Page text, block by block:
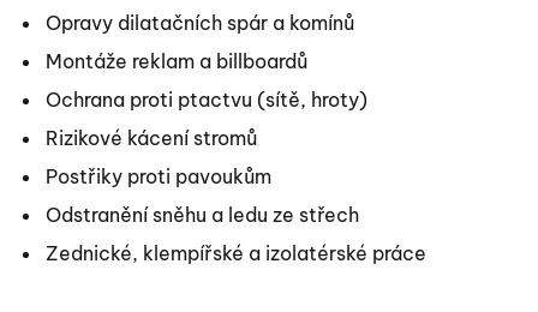
Opravy dilatačních spár a komínů
Montáže reklam a billboardů
Ochrana proti ptactvu (sítě, hroty)
Rizikové kácení stromů
Postřiky proti pavoukům
Odstranění sněhu a ledu ze střech
Zednické, klempířské a izolatérské práce